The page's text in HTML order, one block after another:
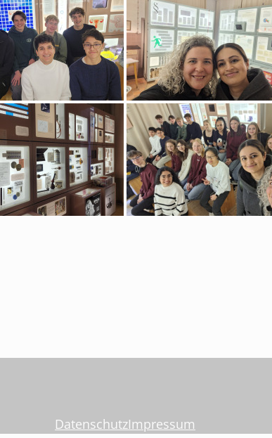
DatenschutzImpressum